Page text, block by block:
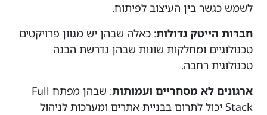
לשמש כגשר בין העיצוב לפיתוח.
חברות הייטק גדולות: כאלה שבהן יש מגוון פרויקטים
טכנולוגיים ומחלקות שונות שבהן נדרשת הבנה
טכנולוגית רחבה.
ארגונים לא מסחריים ועמותות
: שבהן מפתח Full
Stack יכול לתרום בבניית אתרים ומערכות לניהול